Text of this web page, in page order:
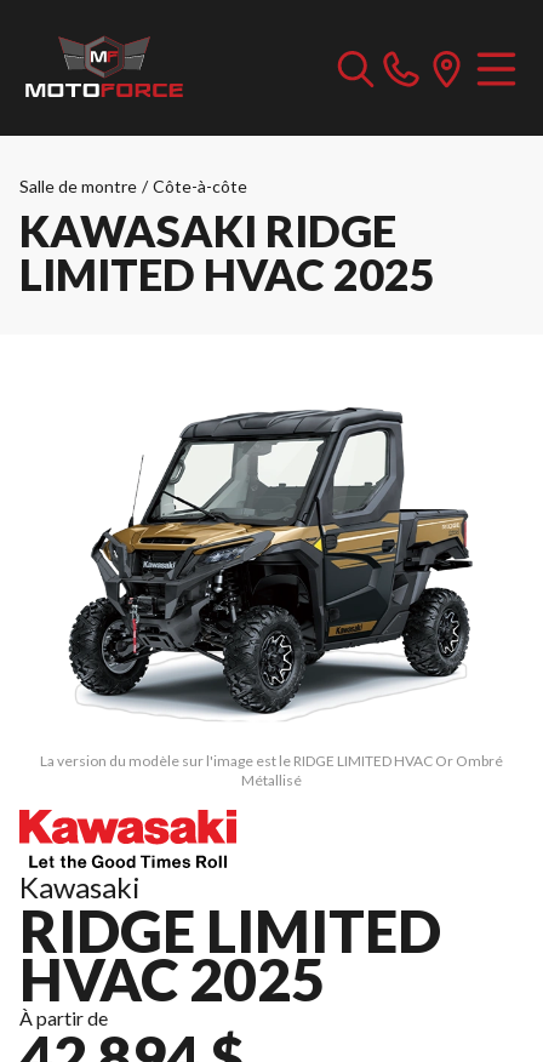
Salle de montre / Côte-à-côte
KAWASAKI RIDGE
LIMITED HVAC 2025
La version du modèle sur l'image est le RIDGE LIMITED HVAC Or Ombré
Métallisé
Kawasaki
RIDGE LIMITED
HVAC 2025
À partir de